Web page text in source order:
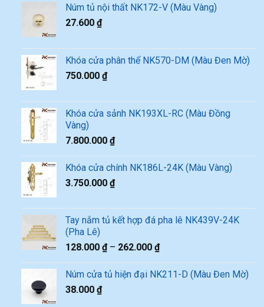
Núm tủ nội thất NK172-V (Màu Vàng)
27.600 ₫
Khóa cửa phân thể NK570-DM (Màu Đen Mờ)
750.000 ₫
Khóa cửa sảnh NK193XL-RC (Màu Đồng
Vàng)
7.800.000 ₫
Khóa cửa chính NK186L-24K (Màu Vàng)
3.750.000 ₫
Tay nắm tủ kết hợp đá pha lê NK439V-24K
(Pha Lê)
128.000 ₫– 262.000 ₫
Núm cửa tủ hiện đại NK211-D (Màu Đen Mờ)
38.000 ₫